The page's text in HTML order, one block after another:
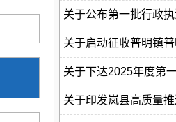
关于公布第一批行政
关于启动征收普明镇
关于下达2025年度第
关于印发岚县​高质量